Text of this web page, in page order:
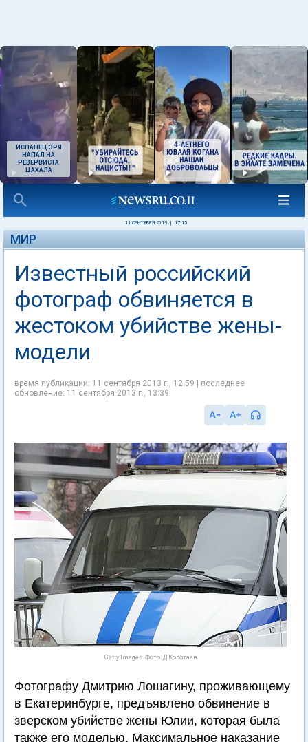
ИСПАНЕЦ ЗРЯ
НАПАЛ НА
РЕЗЕРВИСТА
ЦАХАЛА
11 СЕНТЯБРЯ 2013 17:15
МИР
Известный российский
фотограф обвиняется в
жестоком убийстве жены-
модели
время публикации: 11 сентября 2013 г., 12:59 | последнее
обновление: 11 сентября 2013 г., 13:39
Getty Images. Фото: Д.Коротаев
Фотографу Дмитрию Лошагину, проживающему
в Екатеринбурге, предъявлено обвинение в
зверском убийстве жены Юлии, которая была
также его моделью. Максимальное наказание